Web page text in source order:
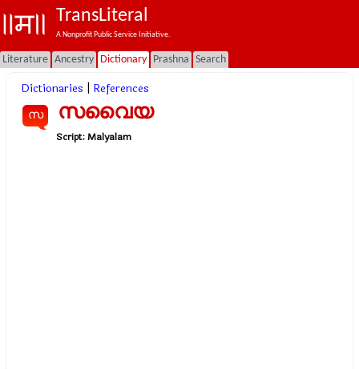
TransLiteral
A Nonprofit Public Service Initiative.
Literature Ancestry Dictionary Prashna Search
Dictionaries References
സ സവൈയ
Script:Malyalam